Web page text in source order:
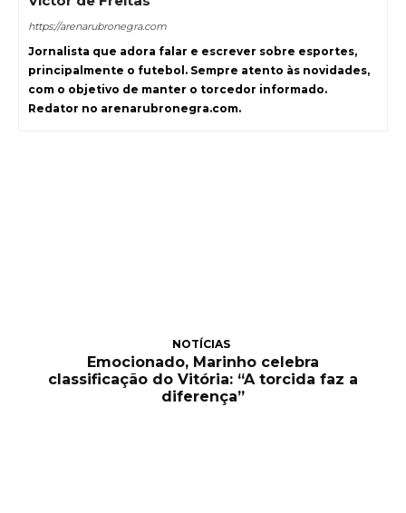
https://arenarubronegra.com
Jornalista que adora falar e escrever sobre esportes,
principalmente o futebol. Sempre atento às novidades,
com o objetivo de manter o torcedor informado.
Redator no arenarubronegra.com.
NOTÍCIAS
Emocionado, Marinho celebra
classificação do Vitória: “A torcida faz a
diferença”